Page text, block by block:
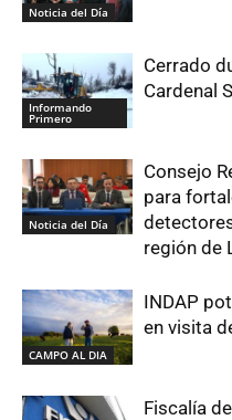
Noticia del Día
Informando
Primero
Cerrado
Cardenal
Noticia del Día
Consejo
para
región de
CAMPO AL DIA
INDAP
en visita
Fiscalía